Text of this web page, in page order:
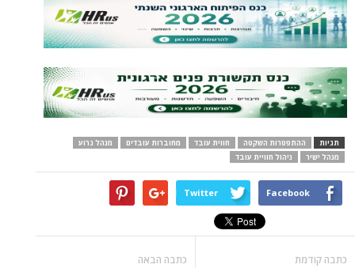
תגיות ההתפטרות השקטה חווית עובד מחוברות עובדים
מנהל גרוע
מנהל ישיר
ניהול חוויית עובד
Facebook
Twitter
כתבה קודמת כתבה הבאה